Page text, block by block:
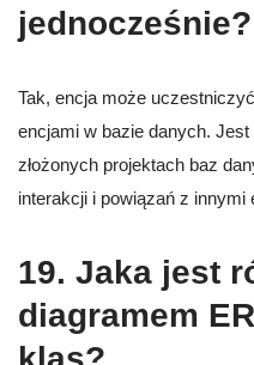
jednocześnie?
Tak, encja może
encjami w bazie danych.
złożonych projektach baz
interakcji i powiązań z innymi
19. Jaka jest
diagramem